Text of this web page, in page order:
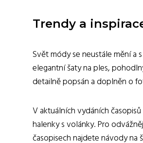
Trendy a
Svět módy se neustále mění a
elegantní šaty na ples,
detailně popsán a doplněn o
V aktuálních vydáních
halenky s volánky. Pro
časopisech najdete návody